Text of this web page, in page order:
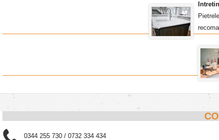
0344 255 730 / 0732 334 434